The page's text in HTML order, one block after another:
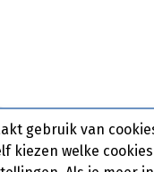
gebruik van
kiezen welke